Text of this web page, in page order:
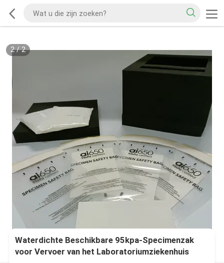
2/2
Waterdichte Beschikbare 95kpa-Specimenzak
voor Vervoer van het Laboratoriumziekenhuis